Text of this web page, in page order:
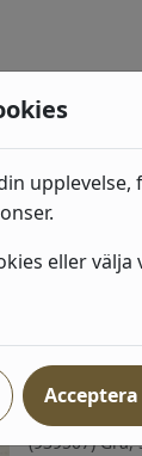
Industri 2
(428209)
Geometriska
(863413)
betong & trä
Industri 2
(939507)
upplevelse,
eller välja